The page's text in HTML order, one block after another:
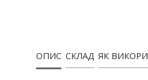
ОПИС СКЛАД ЯК